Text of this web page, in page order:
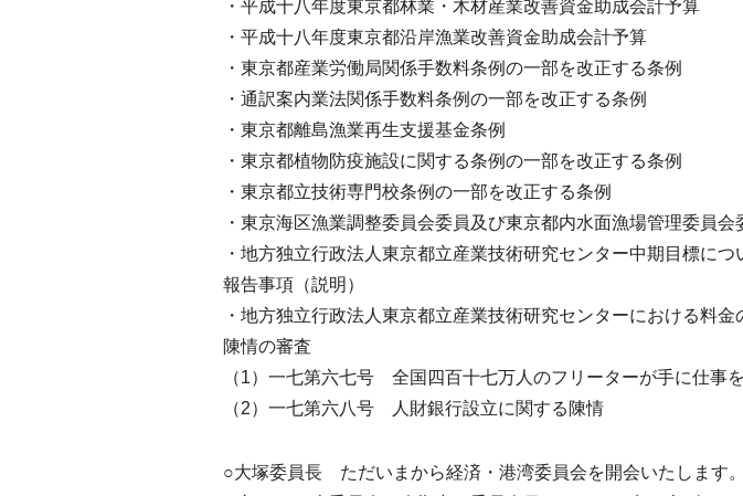
・平成十八年度東京都林業・木材産業改善資金助成会計予算
・平成十八年度東京都沿岸漁業改善資金助成会計予算
・東京都産業労働局関係手数料条例の一部を改正する条例
・通訳案内業法関係手数料条例の一部を改正する条例
・東京都離島漁業再生支援基金条例
・東京都植物防疫施設に関する条例の一部を改正する条例
・東京都立技術専門校条例の一部を改正する条例
・東京海区漁業調整委員会委員及び東京都内水面漁場管理委員
・地方独立行政法人東京都立産業技術研究センター中期目標につ
報告事項（説明）
・地方独立行政法人東京都立産業技術研究センターにおける料金
陳情の審査
（1）一七第六七号 全国四百十七万人のフリーターが手に仕事
（2）一七第六八号 人財銀行設立に関する陳情
○大塚委員長 ただいまから経済・港湾委員会を開会いたします。